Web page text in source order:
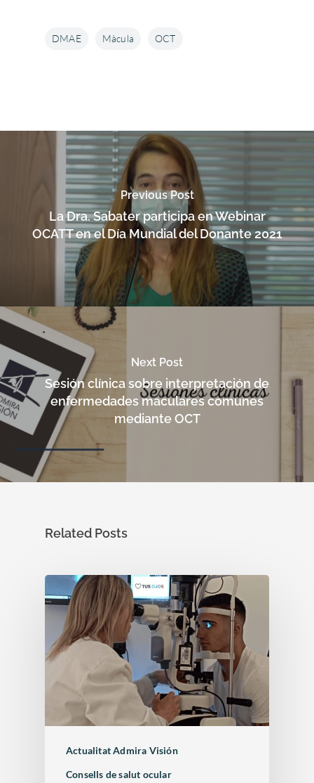
DMAE Màcula OCT
Previous Post
La Dra. Sabater participa en Webinar
OCATT en el Día Mundial del Donante 2021
Next Post
Sesión clínica sobre interpretación de
enfermedades maculares comunes
mediante OCT
Related Posts
Actualitat Admira Visión
Consells de salut ocular